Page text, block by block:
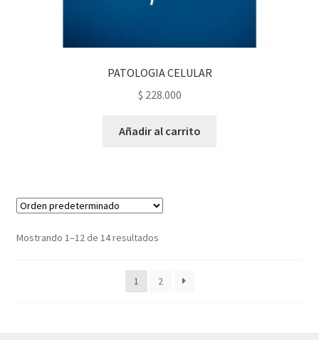
PATOLOGIA CELULAR
$ 228.000
Añadir al carrito
Mostrando 1–12 de 14 resultados
1 2